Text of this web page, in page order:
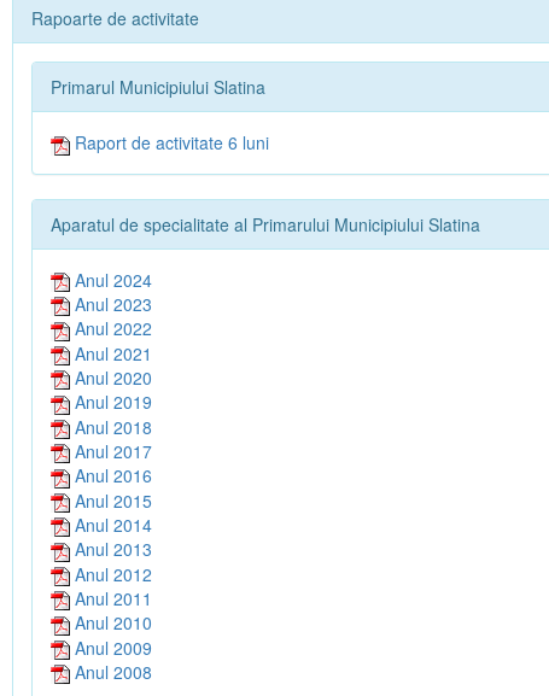
Rapoarte de activitate
Primarul Municipiului Slatina
Raport de activitate 6 luni
Aparatul de specialitate al Primarului Municipiului Slatina
Anul 2024
Anul 2023
Anul 2022
Anul 2021
Anul 2020
Anul 2019
Anul 2018
Anul 2017
Anul 2016
Anul 2015
Anul 2014
Anul 2013
Anul 2012
Anul 2011
Anul 2010
Anul 2009
Anul 2008